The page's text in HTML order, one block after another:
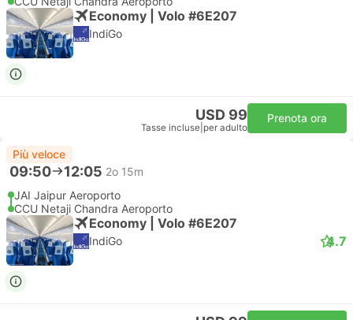
Economy | Volo #6E207
IndiGo
USD 99
Tasse incluse per adulto
Prenota ora
Più veloce
09:50 12:05 2o 15m
JAI Jaipur Aeroporto
CCU Netaji Chandra Aeroporto
Economy | Volo #6E207
IndiGo 4.7